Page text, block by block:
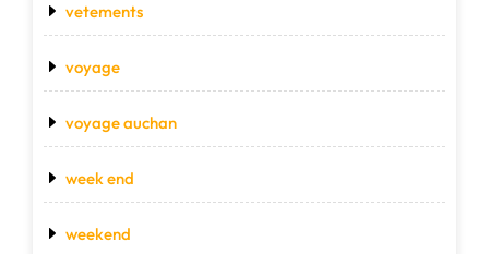
vetements
voyage
voyage auchan
week end
weekend